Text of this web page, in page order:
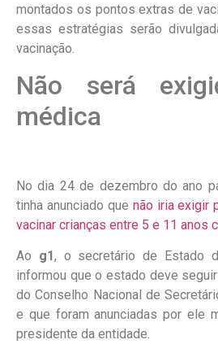
montados os pontos extras de
essas estratégias serão
vacinação.
Não será
médica
No dia 24 de dezembro do ano
tinha anunciado que não iria exigir
vacinar crianças entre 5 e 11 anos
Ao g1, o secretário de Estado
informou que o estado deve
do Conselho Nacional de
e que foram anunciadas por ele
presidente da entidade.